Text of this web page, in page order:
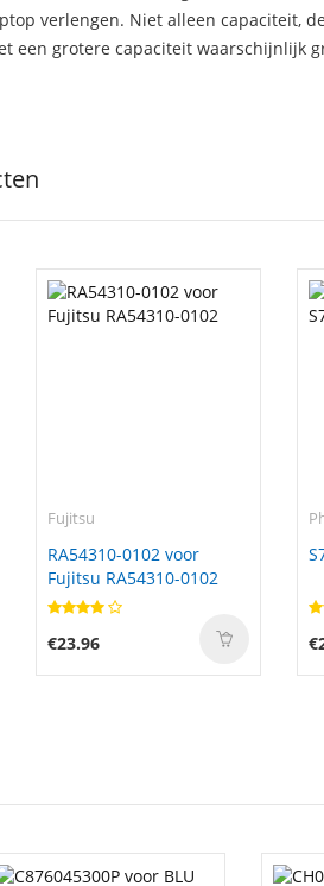
verlengen. Niet alleen capaciteit,
een grotere capaciteit waarschijnlijk
Fujitsu
RA54310-0102 voor
Fujitsu RA54310-0102
€23.96